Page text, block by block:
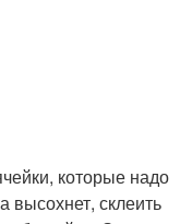
которые надо
высохнет, склеить